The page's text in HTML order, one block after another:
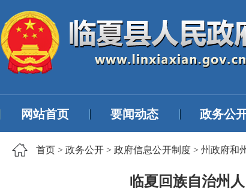
网站首页 要闻动态 政务公
首页 > 政务公开 > 政府信息公开制度 > 州政府和
临夏回族自治州